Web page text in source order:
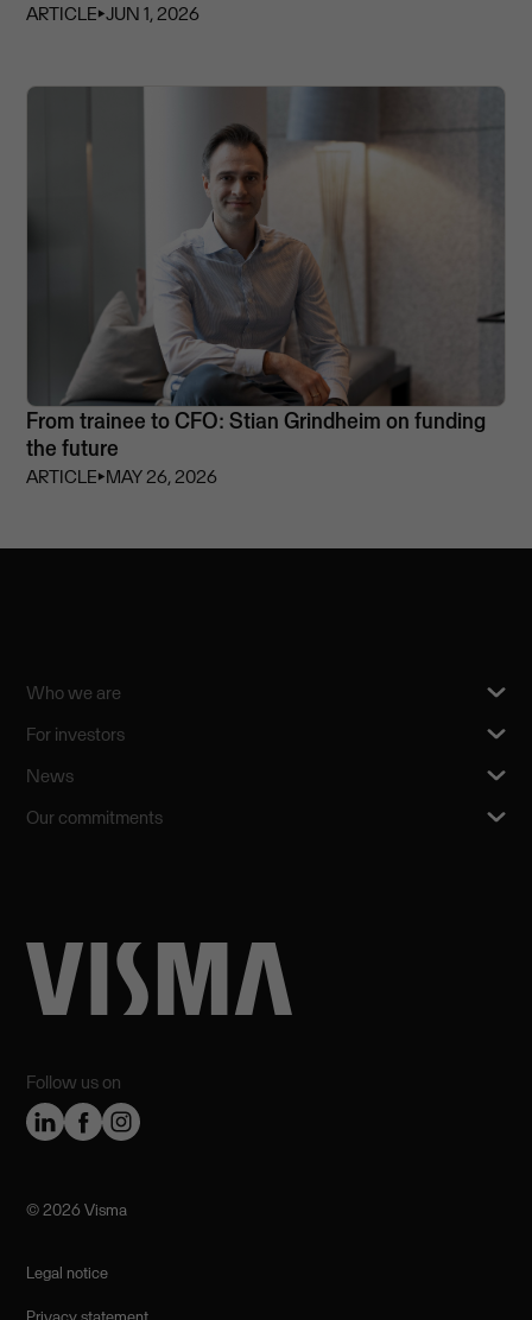
ARTICLE⏵JUN 1, 2026
From trainee to CFO: Stian Grindheim on funding
the future
ARTICLE⏵MAY 26, 2026
Follow us on
Who we are
For investors
News
Our commitments
©️ 2026 Visma
Legal notice